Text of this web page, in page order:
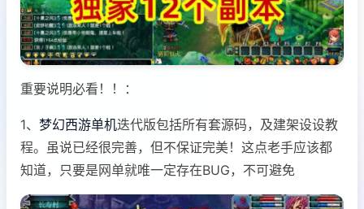
重要说明必看！！：
1、 梦幻西游单机迭代版包括所有套源码，及建架设设教
程。虽说已经很完善，但不保证完美！这点老手应该都
知道，只要是网单就唯一定存在BUG，不可避免